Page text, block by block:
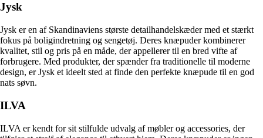
Jysk
Jysk er en af Skandinaviens største detailhandelskæder med et stærkt
fokus på boligindretning og sengetøj. Deres knæpuder kombinerer
kvalitet, stil og pris på en måde, der appellerer til en bred vifte af
forbrugere. Med produkter, der spænder fra traditionelle til moderne
design, er Jysk et ideelt sted at finde den perfekte knæpude til en god
nats søvn.
ILVA
ILVA er kendt for sit stilfulde udvalg af møbler og accessories, der